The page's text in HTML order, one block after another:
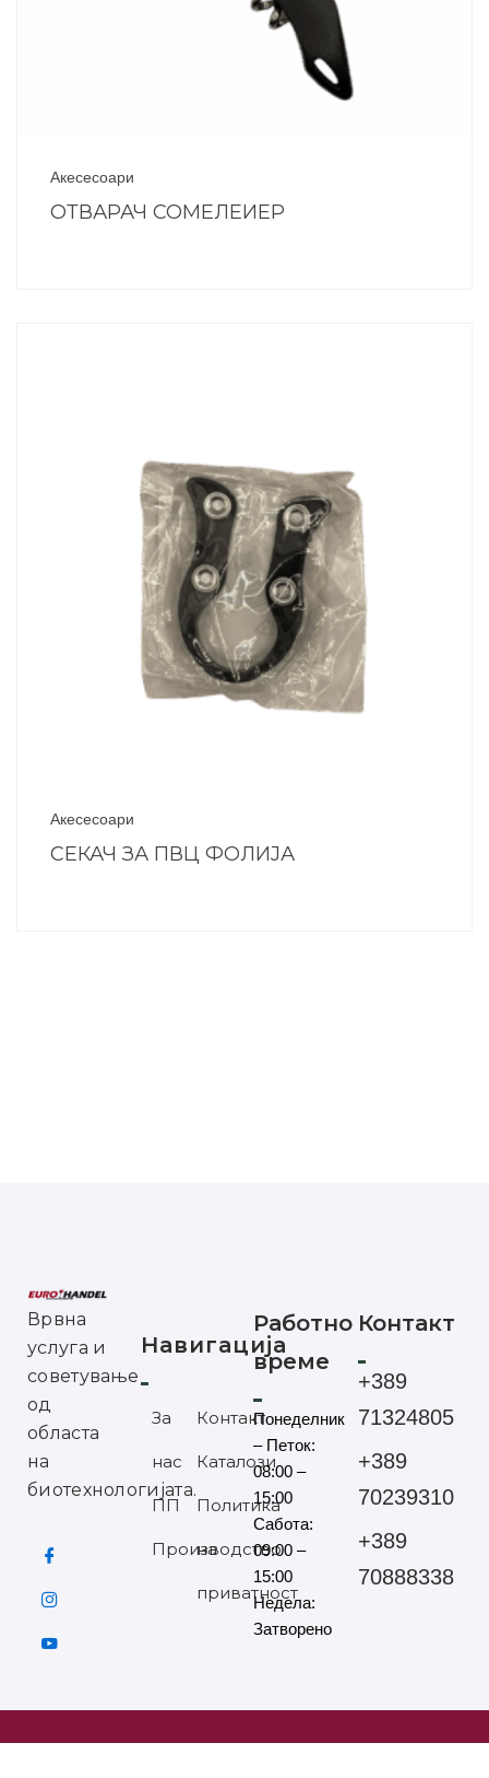
Акесесоари
ОТВАРАЧ СОМЕЛЕИЕР
Акесесоари
СЕКАЧ ЗА ПВЦ ФОЛИЈА
Врвна
услуга и
советување
од
областа
на
биотехнологијата.
Навигација
За
нас
ПП
Производство
Контакт
Каталози
Политика
на
приватност
Работно
време
Понеделник
– Петок:
08:00 –
15:00
Сабота:
09:00 –
15:00
Недела:
Затворено
Контакт
+389
71324805
+389
70239310
+389
70888338